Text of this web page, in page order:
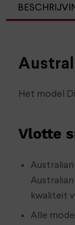
Het model
Vlotte
kwaliteit
Alle